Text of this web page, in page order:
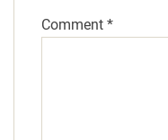
Comment *